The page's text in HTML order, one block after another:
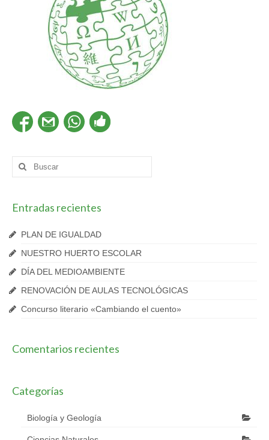
Buscar
por:
Entradas recientes
PLAN DE IGUALDAD
NUESTRO HUERTO ESCOLAR
DÍA DEL MEDIOAMBIENTE
RENOVACIÓN DE AULAS TECNOLÓGICAS
Concurso literario «Cambiando el cuento»
Comentarios recientes
Categorías
Biología y Geología